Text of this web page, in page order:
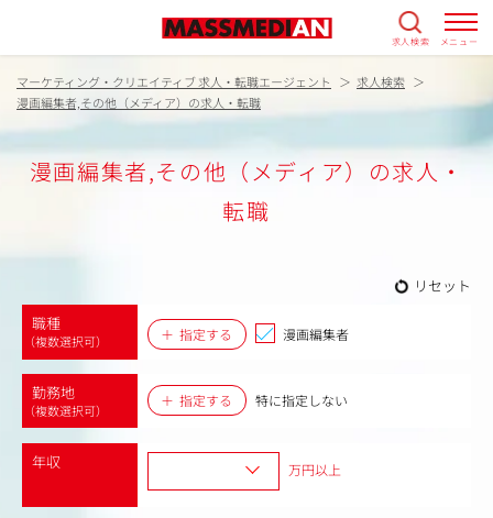
求人検索 メニュー
マーケティング・クリエイティブ 求人・転職エージェント
求人検索
漫画編集者,その他（メディア）の求人・転職
漫画編集者,その他（メディア）の求人・
転職
リセット
職種
（複数選択可） 指定する 漫画編集者
勤務地
（複数選択可）
指定する 特に指定しない
年収 万円以上